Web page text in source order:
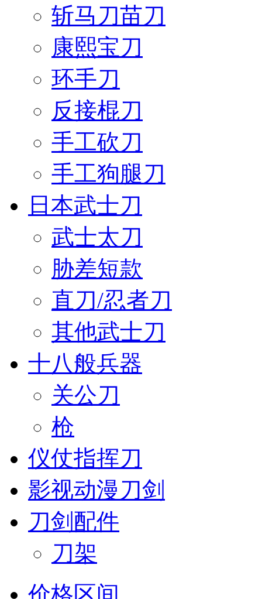
斩马刀苗刀
康熙宝刀
环手刀
反接棍刀
手工砍刀
手工狗腿刀
日本武士刀
武士太刀
胁差短款
直刀/忍者刀
其他武士刀
十八般兵器
关公刀
枪
仪仗指挥刀
影视动漫刀剑
刀剑配件
刀架